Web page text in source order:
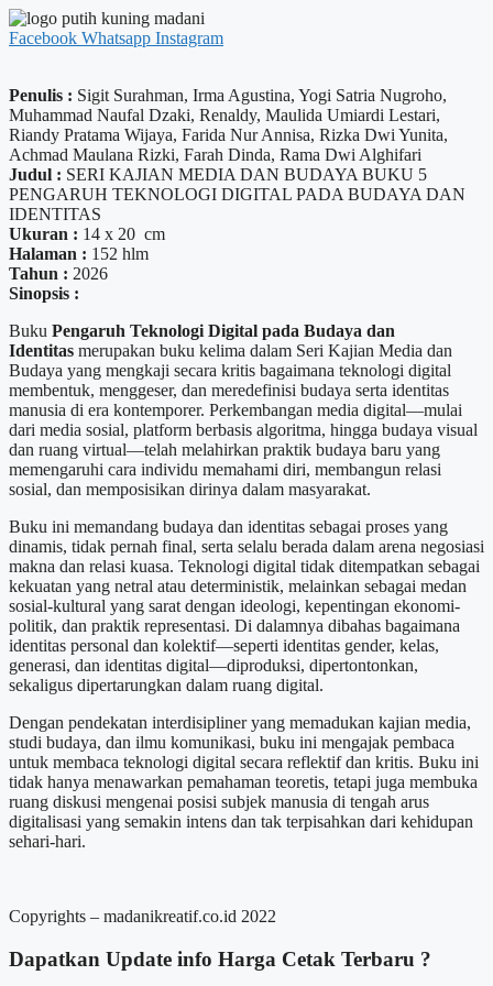
Facebook Whatsapp Instagram
Penulis : Sigit Surahman, Irma Agustina, Yogi Satria Nugroho,
Muhammad Naufal Dzaki, Renaldy, Maulida Umiardi Lestari,
Riandy Pratama Wijaya, Farida Nur Annisa, Rizka Dwi Yunita,
Achmad Maulana Rizki, Farah Dinda, Rama Dwi Alghifari
Judul : SERI KAJIAN MEDIA DAN BUDAYA BUKU 5
PENGARUH TEKNOLOGI DIGITAL PADA BUDAYA DAN
IDENTITAS
Ukuran : 14 x 20 cm
Halaman : 152 hlm
Tahun : 2026
Sinopsis :
Buku Pengaruh Teknologi Digital pada Budaya dan
Identitas merupakan buku kelima dalam Seri Kajian Media dan
Budaya yang mengkaji secara kritis bagaimana teknologi digital
membentuk, menggeser, dan meredefinisi budaya serta identitas
manusia di era kontemporer. Perkembangan media digital—mulai
dari media sosial, platform berbasis algoritma, hingga budaya visual
dan ruang virtual—telah melahirkan praktik budaya baru yang
memengaruhi cara individu memahami diri, membangun relasi
sosial, dan memposisikan dirinya dalam masyarakat.
Buku ini memandang budaya dan identitas sebagai proses yang
dinamis, tidak pernah final, serta selalu berada dalam arena negosiasi
makna dan relasi kuasa. Teknologi digital tidak ditempatkan sebagai
kekuatan yang netral atau deterministik, melainkan sebagai medan
sosial-kultural yang sarat dengan ideologi, kepentingan ekonomi-
politik, dan praktik representasi. Di dalamnya dibahas bagaimana
identitas personal dan kolektif—seperti identitas gender, kelas,
generasi, dan identitas digital—diproduksi, dipertontonkan,
sekaligus dipertarungkan dalam ruang digital.
Dengan pendekatan interdisipliner yang memadukan kajian media,
studi budaya, dan ilmu komunikasi, buku ini mengajak pembaca
untuk membaca teknologi digital secara reflektif dan kritis. Buku ini
tidak hanya menawarkan pemahaman teoretis, tetapi juga membuka
ruang diskusi mengenai posisi subjek manusia di tengah arus
digitalisasi yang semakin intens dan tak terpisahkan dari kehidupan
sehari-hari.
Copyrights – madanikreatif.co.id 2022
Dapatkan Update info Harga Cetak Terbaru ?